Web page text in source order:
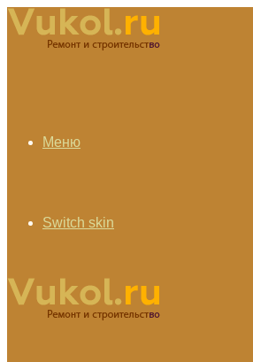
Меню
Switch skin